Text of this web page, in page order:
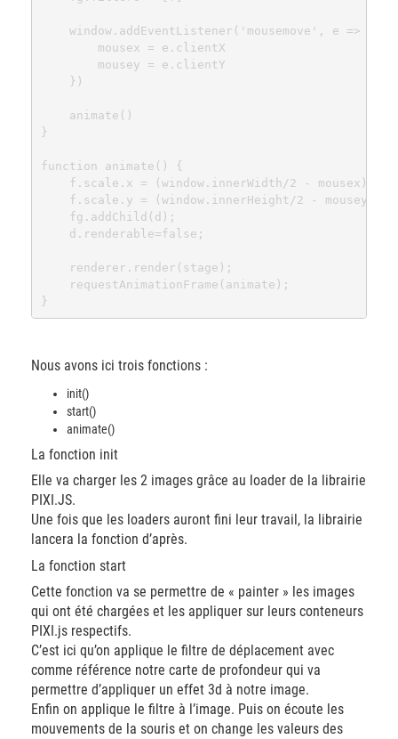
}
function animate() {
Nous avons ici trois fonctions :
init()
start()
animate()
La fonction init
Elle va charger les 2 images grâce au loader de la librairie
PIXI.JS.
Une fois que les loaders auront fini leur travail, la librairie
lancera la fonction d’après.
La fonction start
Cette fonction va se permettre de « painter » les images
qui ont été chargées et les appliquer sur leurs conteneurs
PIXI.js respectifs.
C’est ici qu’on applique le filtre de déplacement avec
comme référence notre carte de profondeur qui va
permettre d’appliquer un effet 3d à notre image.
Enfin on applique le filtre à l’image. Puis on écoute les
mouvements de la souris et on change les valeurs des